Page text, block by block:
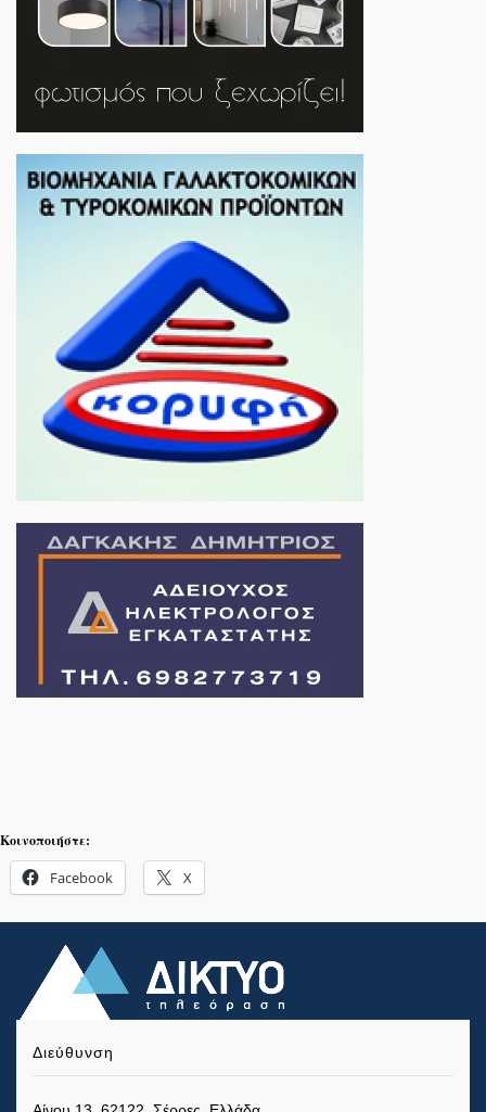
Κοινοποιήστε:
Facebook X
Διεύθυνση